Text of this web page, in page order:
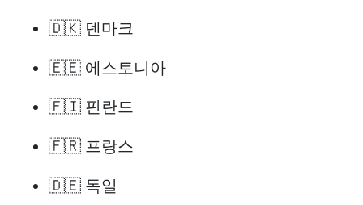
🇩🇰 덴마크
🇪🇪 에스토니아
🇫🇮 핀란드
🇫🇷 프랑스
🇩🇪 독일